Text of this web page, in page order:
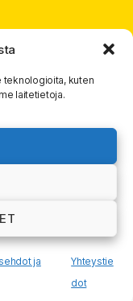
teknologioita, kuten
laitetietoja.
ja
Yhteystie
dot